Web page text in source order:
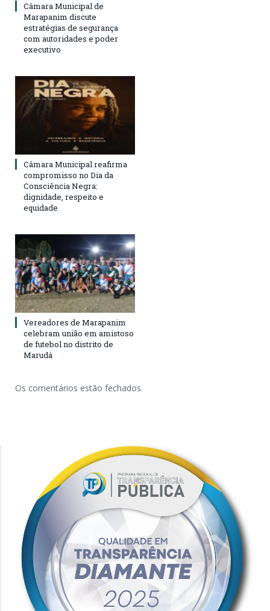
Câmara Municipal de
Marapanim discute
estratégias de segurança
com autoridades e poder
executivo
Câmara Municipal reafirma
compromisso no Dia da
Consciência Negra:
dignidade, respeito e
equidade
Vereadores de Marapanim
celebram união em amistoso
de futebol no distrito de
Marudá
Os comentários estão fechados.